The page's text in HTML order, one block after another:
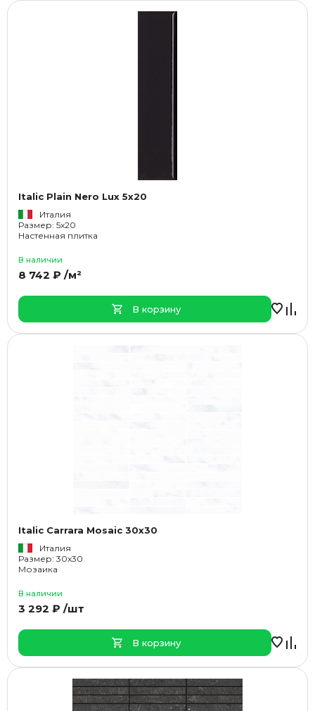
Italic Plain Nero Lux 5x20
Италия
Размер: 5x20
Настенная плитка
В наличии
8 742 ₽ /м²
В корзину
Italic Carrara Mosaic 30x30
Италия
Размер: 30x30
Мозаика
В наличии
3 292 ₽ /шт
В корзину